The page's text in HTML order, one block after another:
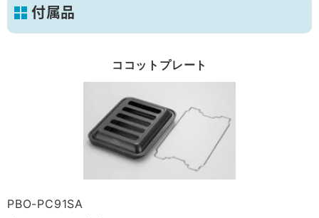
付属品
ココットプレート
PBO-PC91SA